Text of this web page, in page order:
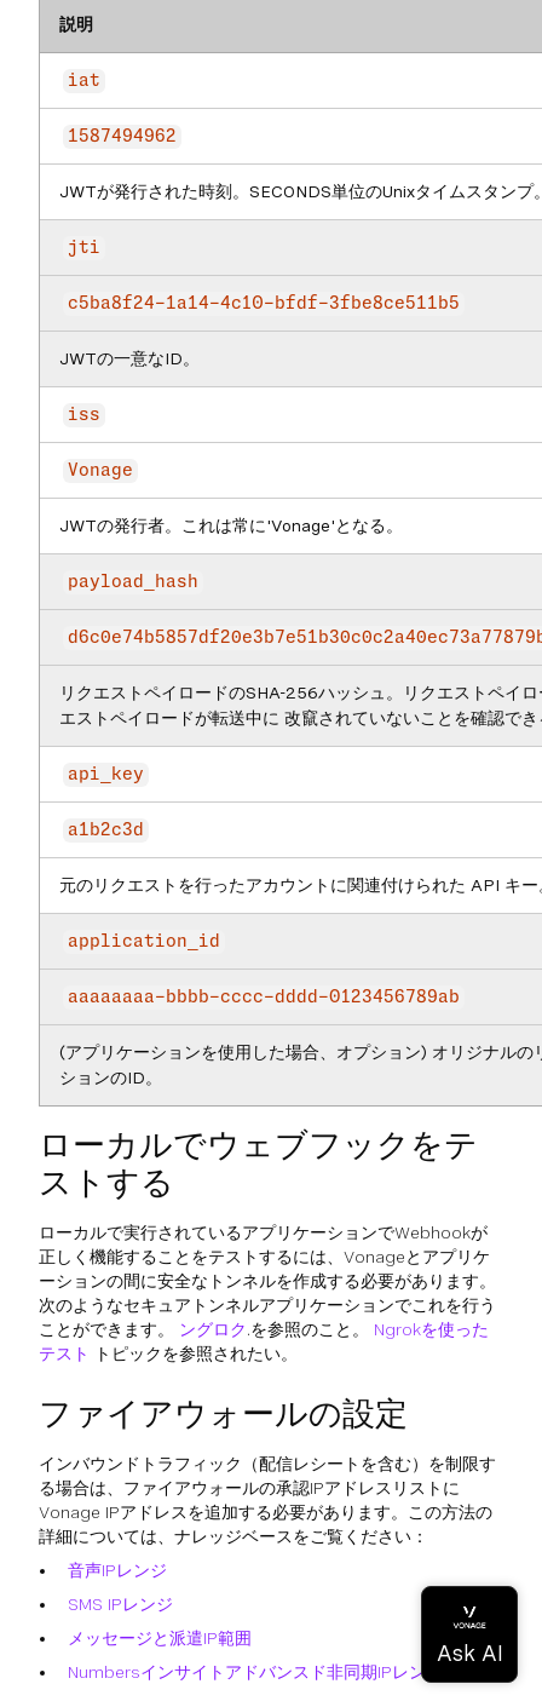
説明
iat
1587494962
JWTが発行された時刻。SECONDS単位のUnixタイムスタンプ
jti
c5ba8f24-1a14-4c10-bfdf-3fbe8ce511b5
JWTの一意なID。
iss
Vonage
JWTの発行者。これは常に'Vonage'となる。
payload_hash
リクエストペイロードのSHA-256ハッシュ。リクエストペイ
エストペイロードが転送中に 改竄されていないことを確認でき
api_key
a1b2c3d
元のリクエストを行ったアカウントに関連付けられた API キー
application_id
aaaaaaaa-bbbb-cccc-dddd-0123456789ab
(アプリケーションを使用した場合、オプション) オリジナルの
ションのID。
ローカルでウェブフックをテ
ストする
ローカルで実行されているアプリケーションでWebhookが
正しく機能することをテストするには、Vonageとアプリケ
ーションの間に安全なトンネルを作成する必要があります。
次のようなセキュアトンネルアプリケーションでこれを行う
ことができます。
ングロク.を参照のこと。 Ngrokを使った
テスト
トピックを参照されたい。
ファイアウォールの設定
インバウンドトラフィック（配信レシートを含む）を制限す
る場合は、ファイアウォールの承認IPアドレスリストに
Vonage IPアドレスを追加する必要があります。この方法の
詳細については、ナレッジベースをご覧ください：
音声IPレンジ
SMS IPレンジ
メッセージと派遣IP範囲
Numbersインサイトアドバンスド非同期IPレンジ